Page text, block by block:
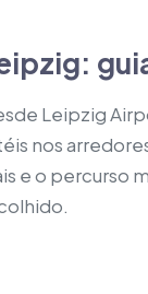
Leipzig
nos
e o